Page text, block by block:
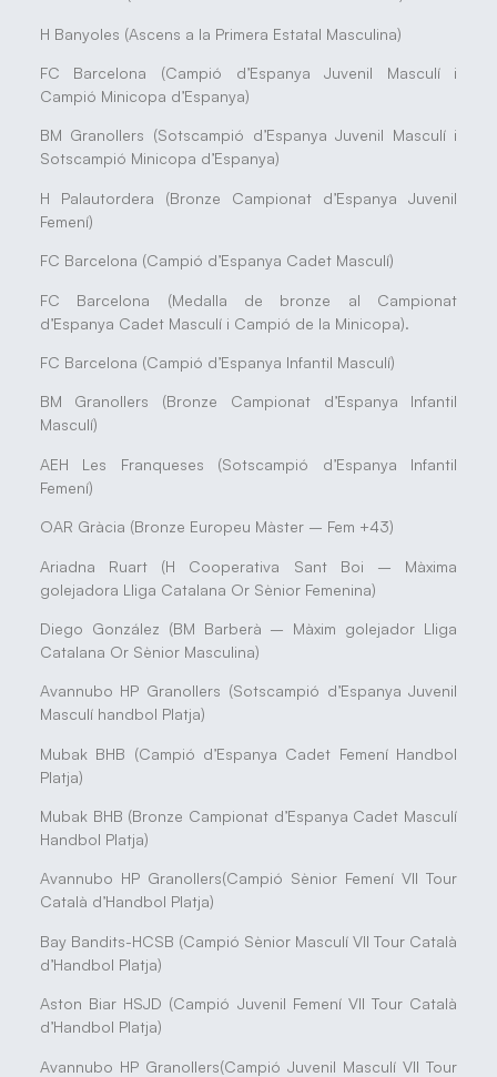
H Banyoles (Ascens a la Primera Estatal Masculina)
FC Barcelona (Campió d’Espanya Juvenil Masculí i
Campió Minicopa d’Espanya)
BM Granollers (Sotscampió d’Espanya Juvenil Masculí i
Sotscampió Minicopa d’Espanya)
H Palautordera (Bronze Campionat d’Espanya Juvenil
Femení)
FC Barcelona (Campió d’Espanya Cadet Masculí)
FC Barcelona (Medalla de bronze al Campionat
d’Espanya Cadet Masculí i Campió de la Minicopa).
FC Barcelona (Campió d’Espanya Infantil Masculí)
BM Granollers (Bronze Campionat d’Espanya Infantil
Masculí)
AEH Les Franqueses (Sotscampió d’Espanya Infantil
Femení)
OAR Gràcia (Bronze Europeu Màster – Fem +43)
Ariadna Ruart (H Cooperativa Sant Boi – Màxima
golejadora Lliga Catalana Or Sènior Femenina)
Diego González (BM Barberà – Màxim golejador Lliga
Catalana Or Sènior Masculina)
Avannubo HP Granollers (Sotscampió d’Espanya Juvenil
Masculí handbol Platja)
Mubak BHB (Campió d’Espanya Cadet Femení Handbol
Platja)
Mubak BHB (Bronze Campionat d’Espanya Cadet Masculí
Handbol Platja)
Avannubo HP Granollers(Campió Sènior Femení VII Tour
Català d’Handbol Platja)
Bay Bandits-HCSB (Campió Sènior Masculí VII Tour Català
d’Handbol Platja)
Aston Biar HSJD (Campió Juvenil Femení VII Tour Català
d’Handbol Platja)
Avannubo HP Granollers(Campió Juvenil Masculí VII Tour